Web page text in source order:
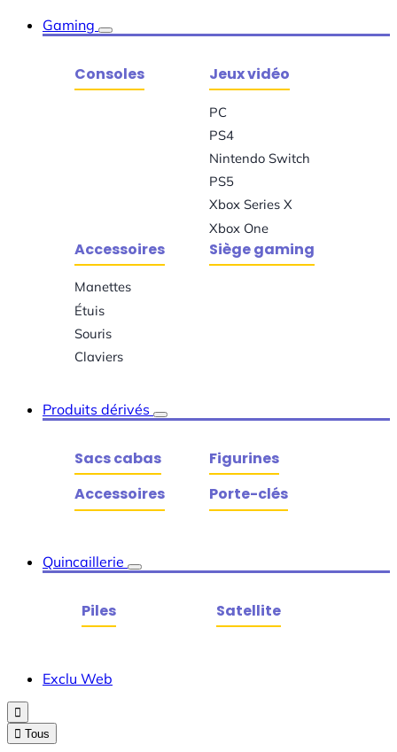
Gaming
Consoles Jeux vidéo
PC
PS4
Nintendo Switch
PS5
Xbox Series X
Xbox One
Accessoires
Manettes
Étuis
Souris
Claviers
Siège gaming
Produits dérivés
Sacs cabas
Figurines
Accessoires
Porte-clés
Quincaillerie
Piles Satellite
Exclu Web

 Tous